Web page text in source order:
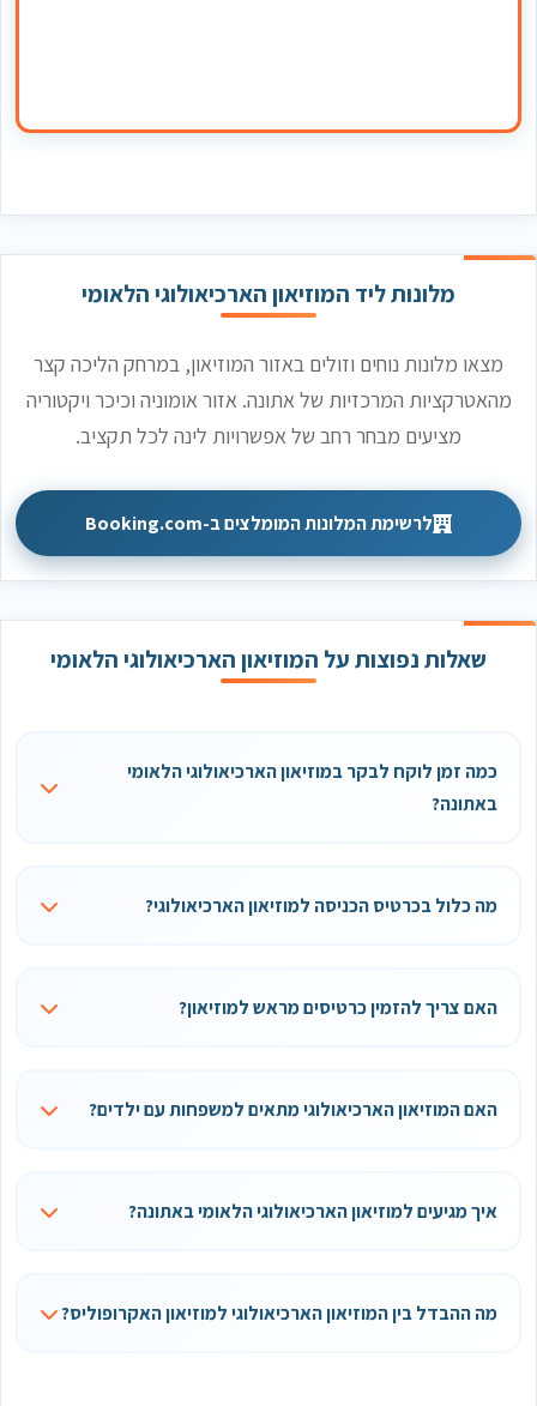
מלונות ליד המוזיאון הארכיאולוגי הלאומי
מצאו מלונות נוחים וזולים באזור המוזיאון, במרחק הליכה קצר
מהאטרקציות המרכזיות של אתונה. אזור אומוניה וכיכר ויקטוריה
מציעים מבחר רחב של אפשרויות לינה לכל תקציב.
לרשימת המלונות המומלצים ב-Booking.com
שאלות נפוצות על המוזיאון הארכיאולוגי הלאומי
כמה זמן לוקח לבקר במוזיאון הארכיאולוגי הלאומי
באתונה?
מה כלול בכרטיס הכניסה למוזיאון הארכיאולוגי?
האם צריך להזמין כרטיסים מראש למוזיאון?
האם המוזיאון הארכיאולוגי מתאים למשפחות עם ילדים?
איך מגיעים למוזיאון הארכיאולוגי הלאומי באתונה?
מה ההבדל בין המוזיאון הארכיאולוגי למוזיאון האקרופוליס?